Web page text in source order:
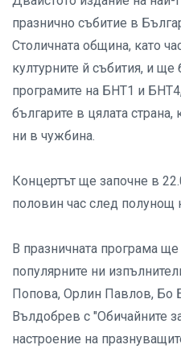
празнично събитие в
Столичната община, като
културните й събития, и
програмите на БНТ1 и
българите в цялата
ни в чужбина.
Концертът ще започне в
половин час след полунощ
В празничната програма
популярните ни
Попова, Орлин Павлов, Бо
Вълдобрев с "Обичайните
настроение на